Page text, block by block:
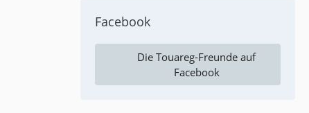
Facebook
Die Touareg-Freunde auf
Facebook